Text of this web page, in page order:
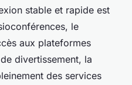
stable et rapide est
le
aux plateformes
divertissement, la
des services